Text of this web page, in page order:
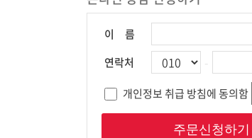
이 름
연락처
-
개인정보 취급 방침에 동의함
주문신청하기